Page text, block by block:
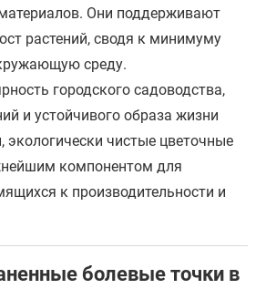
Они поддерживают
растений, сводя к минимуму
среду.
городского садоводства,
и устойчивого образа жизни
экологически чистые цветочные
компонентом для
к производительности и
болевые точки в